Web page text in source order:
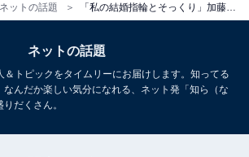
ネットの話題
ネットの話題
＆トピックをタイムリーにお届けします。知ってる
んだか楽しい気分になれる、ネット発「知ら（な
だくさん。